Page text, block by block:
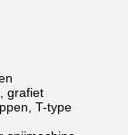
grafiet
T-type